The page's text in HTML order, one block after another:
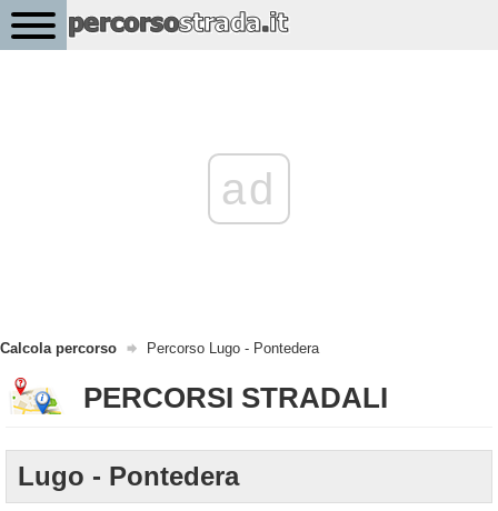
ad
Calcola percorso Percorso Lugo - Pontedera
PERCORSI STRADALI
Lugo - Pontedera